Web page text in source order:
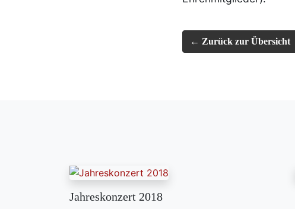
← Zurück zur Übersicht
Jahreskonzert 2018